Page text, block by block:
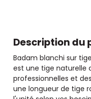
Description du
Badam blanchi sur
est une tige naturelle
professionnelles et
une longueur de tige